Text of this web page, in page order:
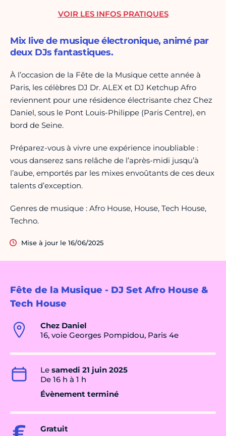
Fête de la Musique - DJ Set Afro House &
Tech House
Chez Daniel
16, voie Georges Pompidou, Paris 4e
Le samedi 21 juin 2025
De 16 h à 1 h
Évènement terminé
Gratuit
Mix live de musique électronique, animé par
deux DJs fantastiques.
À l’occasion de la Fête de la Musique cette année à
Paris, les célèbres DJ Dr. ALEX et DJ Ketchup Afro
reviennent pour une résidence électrisante chez Chez
Daniel, sous le Pont Louis-Philippe (Paris Centre), en
bord de Seine.
Préparez-vous à vivre une expérience inoubliable :
vous danserez sans relâche de l’après-midi jusqu’à
l’aube, emportés par les mixes envoûtants de ces deux
talents d’exception.
Genres de musique : Afro House, House, Tech House,
Techno.
Mise à jour le 16/06/2025
VOIR LES INFOS PRATIQUES